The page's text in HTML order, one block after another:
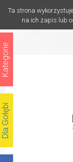
Ta strona
na ich zapis lub
Dla Gołębi
Kategorie